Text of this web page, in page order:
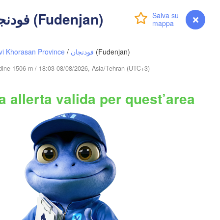
Accedi Premium myVentusky Previsione Avvisi - فودنجان (Fudenjan)
Khorasan Province / فودنجان (Fudenjan)
1506 m / 18:03 08/08/2026, Asia/Tehran (UTC+3)
allerta valida per quest’area
Namangan
KIRGHIZISTAN
喀什市
(Kashgar)
Хуҷанд
TAGIKISTAN